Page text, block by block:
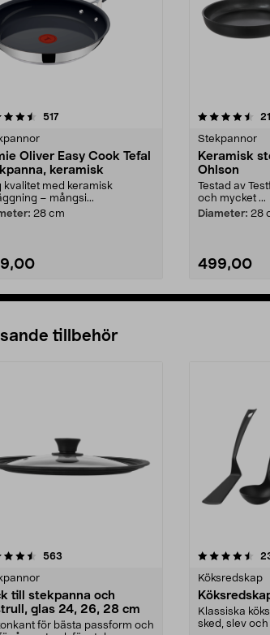
517recensioner
Oliver Easy Cook Tefal
keramisk
kvalitet med keramisk
– mångsi...
28 cm
4.5 av 5 stjärnor
Stekpannor
Keramisk
Ohlson
Testad av
och mycket ...
Diameter: 28
499,00
4.5
tillbehör
563
till stekpanna och
glas 24, 26, 28 cm
för bästa passform och
4.5av 5 stjärnor
Köksredskap
Klassiska
sked, slev